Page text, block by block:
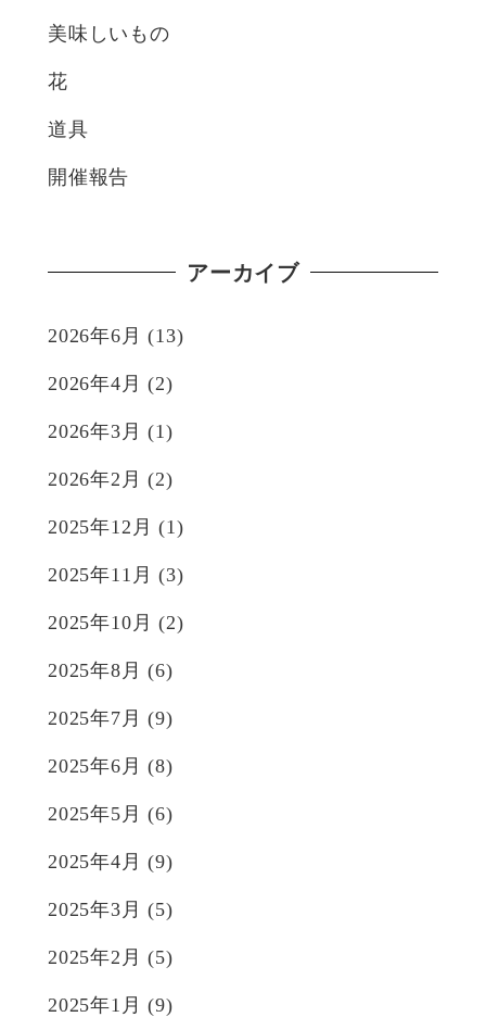
美味しいもの
花
道具
開催報告
アーカイブ
2026年6月 (13)
2026年4月 (2)
2026年3月 (1)
2026年2月 (2)
2025年12月 (1)
2025年11月 (3)
2025年10月 (2)
2025年8月 (6)
2025年7月 (9)
2025年6月 (8)
2025年5月 (6)
2025年4月 (9)
2025年3月 (5)
2025年2月 (5)
2025年1月 (9)